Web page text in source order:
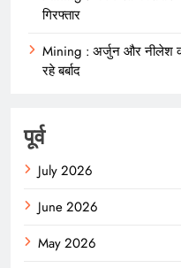
गिरफ्तार
Mining : अर्जुन और नीलेश
रहे बर्बाद
पूर्व
July 2026
June 2026
May 2026